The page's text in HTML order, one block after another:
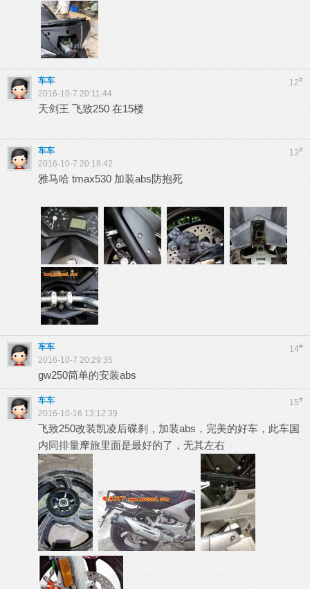
12#
车车
2016-10-7 20:11:44
天剑王 飞致250 在15楼
13#
车车
2016-10-7 20:18:42
雅马哈 tmax530 加装abs防抱死
14#
车车
2016-10-7 20:29:35
gw250简单的安装abs
15#
车车
2016-10-16 13:12:39
飞致250改装凯凌后碟刹，加装abs，完美的好车，此车国
内同排量摩旅里面是最好的了，无其左右